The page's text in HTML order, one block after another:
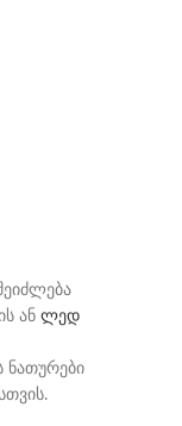
ან ლედ
ნათურები